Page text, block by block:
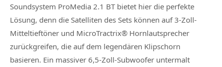
Soundsystem ProMedia 2.1 BT bietet hier die perfekte
Lösung, denn die Satelliten des Sets können auf 3-Zoll-
Mitteltieftöner und MicroTractrix® Hornlautsprecher
zurückgreifen, die auf dem legendären Klipschorn
basieren. Ein massiver 6,5-Zoll-Subwoofer untermalt